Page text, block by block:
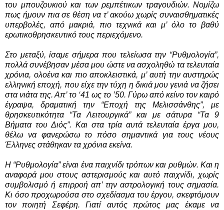
του μπουζουκιού και των ρεμπέτικων τραγουδιών. Νομίζω
πως ήμουν πια σε θέση να τ’ ακούω χωρίς συναισθηματικές
υπερβολές, από μακριά, πιο τεχνικά και μ’ όλο το βαθύ
ερωτικοθρησκευτικό τους περιεχόμενο.
Στο μεταξύ, ίσαμε σήμερα που τελείωσα την “Ρυθμολογία”,
πολλά συνέβησαν μέσα μου ώστε να ασχοληθώ τα τελευταία
χρόνια, ολοένα και πιο αποκλειστικά, μ’ αυτή την αυστηρώς
ελληνική εποχή, που είχε την τύχη η δικιά μου γενιά να ζήσει
στα νιάτα της. Απ’ το ‘41 ως το ’50. Γύρω από κείνο τον καιρό
έγραψα, δραματική την “Εποχή της Μελισσάνθης”, με
θρησκευτικότητα “Τα Λειτουργικά” και με σάτυρα “Τα 9
Βήματα του Διός”. Και στα τρία αυτά τελευταία έργα μου,
θέλω να φανερώσω το πόσο σημαντικά για τους νέους
Έλληνες στάθηκαν τα χρόνια εκείνα.
Η “Ρυθμολογία” είναι ένα παιχνίδι τρόπων και ρυθμών. Και η
αναφορά μου στους αστερισμούς και αυτό παιχνίδι, χωρίς
συμβολισμό ή επιρροή απ’ την αστρολογική τους σημασία.
Κι όσο προχωρούσα στο σχεδίασμα του έργου, σκεφτόμουν
τον ποιητή Σεφέρη. Γιατί αυτός πρώτος μας έκαμε να